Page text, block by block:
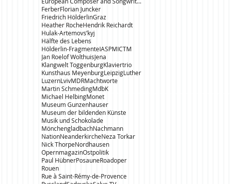
FerberFlorian Juncker
Friedrich HölderlinGraz
Heather RocheHendrik Reichardt
Hulak-Artemovs’kyj
Hälfte des Lebens
Hölderlin-FragmenteIASPMICTM
Jan Roelof WolthuisJena
Klangwelt ToggenburgKlaviertrio
Kunsthaus MeyenburgLeipzigLuther
LuzernLvivMDRMachtworte
Martin SchmedingMdbK
Michael HelbingMonet
Museum Gunzenhauser
Museum der bildenden Künste
Musik und Schokolade
MönchengladbachNachmann
NationNeanderkircheNeza Torkar
Nick ThorpeNordhausen
OpernmagazinOstpolitik
Paul HübnerPosauneRoadoper
Rouen
Rue à Saint-Rémy-de-Provence